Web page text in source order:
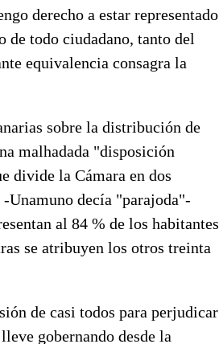
derecho a estar representado
de todo ciudadano, tanto del
equivalencia consagra la
sobre la distribución de
malhadada "disposición
divide la Cámara en dos
Unamuno decía "parajoda"-
al 84 % de los habitantes
se atribuyen los otros treinta
de casi todos para perjudicar
gobernando desde la